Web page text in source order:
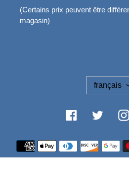
(Certains prix peuvent être
magasin)
A
G
U
français
Facebook Twitter
de